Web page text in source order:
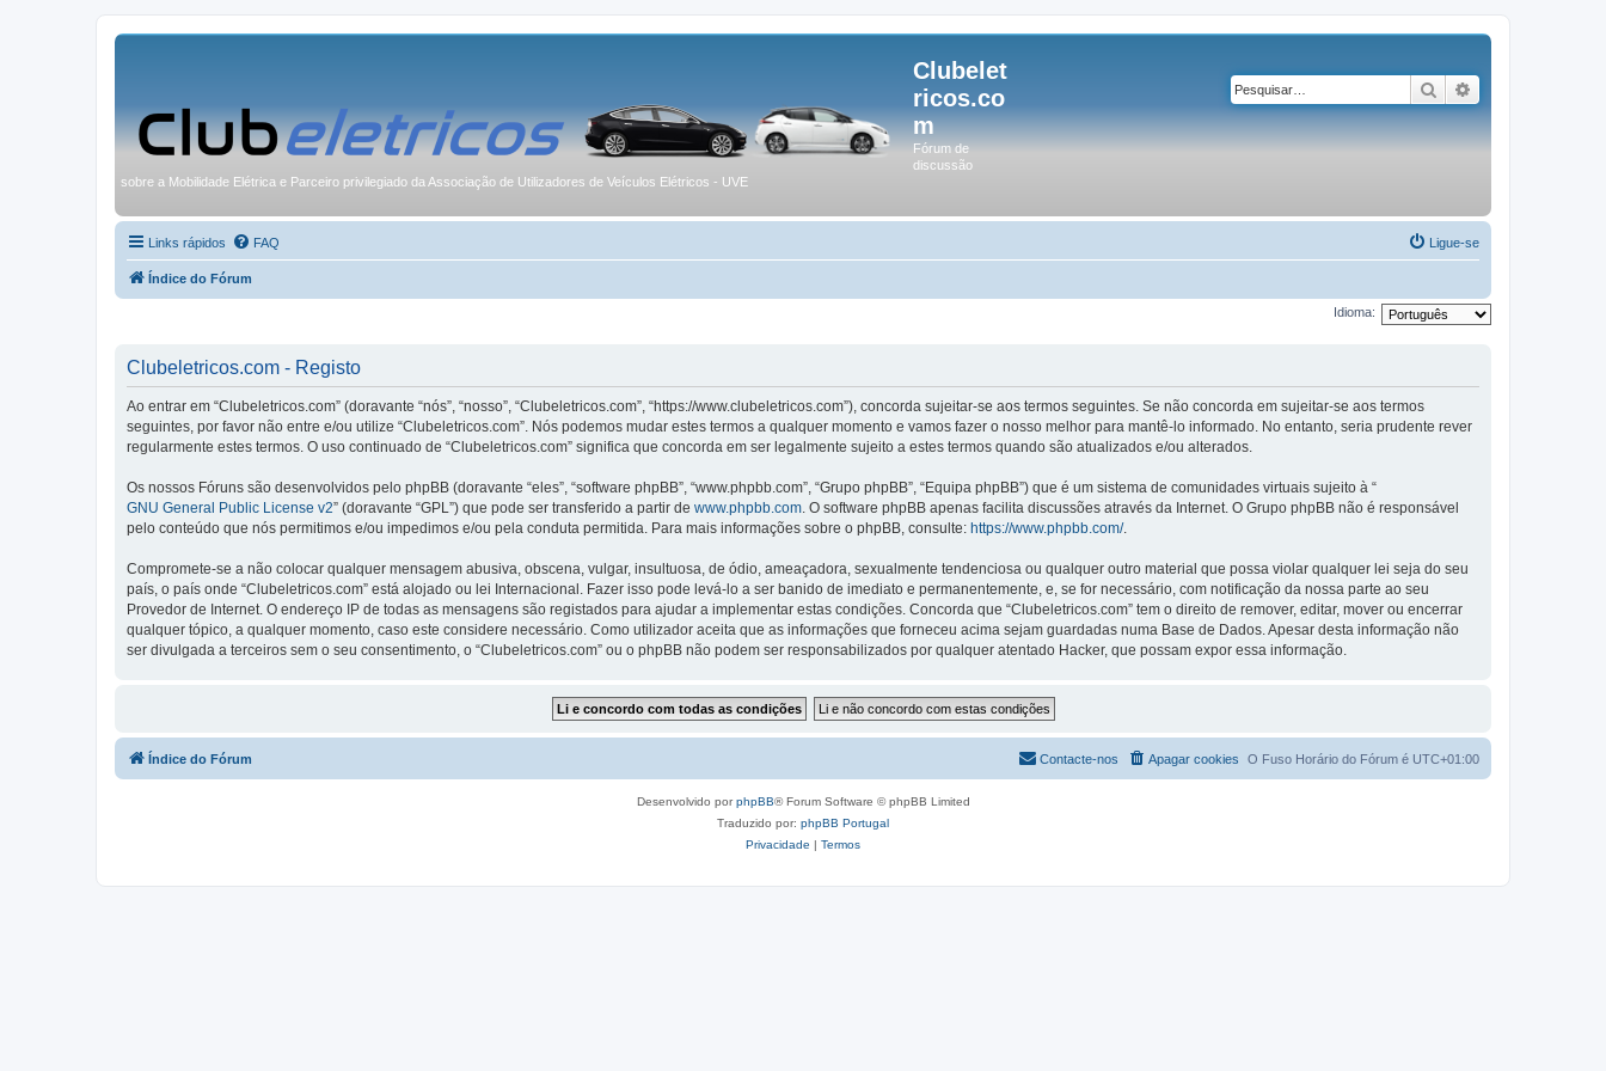
Clubelet
ricos.co
m
Fórum de
discussão
sobre a Mobilidade Elétrica e Parceiro privilegiado da Associação de Utilizadores de Veículos Elétricos - UVE
Pesquisar
Links rápidos FAQ Ligue-se
Índice do Fórum
Idioma:
Clubeletricos.com - Registo
Ao entrar em “Clubeletricos.com” (doravante “nós”, “nosso”, “Clubeletricos.com”, “https://www.clubeletricos.com”), concorda sujeitar-se aos termos seguintes. Se não concorda em sujeitar-se aos termos
seguintes, por favor não entre e/ou utilize “Clubeletricos.com”. Nós podemos mudar estes termos a qualquer momento e vamos fazer o nosso melhor para mantê-lo informado. No entanto, seria prudente rever
regularmente estes termos. O uso continuado de “Clubeletricos.com” significa que concorda em ser legalmente sujeito a estes termos quando são atualizados e/ou alterados.
Os nossos Fóruns são desenvolvidos pelo phpBB (doravante “eles”, “software phpBB”, “www.phpbb.com”, “Grupo phpBB”, “Equipa phpBB”) que é um sistema de comunidades virtuais sujeito à “
GNU General Public License v2” (doravante “GPL”) que pode ser transferido a partir de www.phpbb.com. O software phpBB apenas facilita discussões através da Internet. O Grupo phpBB não é responsável
pelo conteúdo que nós permitimos e/ou impedimos e/ou pela conduta permitida. Para mais informações sobre o phpBB, consulte: https://www.phpbb.com/.
Compromete-se a não colocar qualquer mensagem abusiva, obscena, vulgar, insultuosa, de ódio, ameaçadora, sexualmente tendenciosa ou qualquer outro material que possa violar qualquer lei seja do seu
país, o país onde “Clubeletricos.com” está alojado ou lei Internacional. Fazer isso pode levá-lo a ser banido de imediato e permanentemente, e, se for necessário, com notificação da nossa parte ao seu
Provedor de Internet. O endereço IP de todas as mensagens são registados para ajudar a implementar estas condições. Concorda que “Clubeletricos.com” tem o direito de remover, editar, mover ou encerrar
qualquer tópico, a qualquer momento, caso este considere necessário. Como utilizador aceita que as informações que forneceu acima sejam guardadas numa Base de Dados. Apesar desta informação não
ser divulgada a terceiros sem o seu consentimento, o “Clubeletricos.com” ou o phpBB não podem ser responsabilizados por qualquer atentado Hacker, que possam expor essa informação.
Índice do Fórum O Fuso Horário do Fórum é UTC+01:00
Apagar cookies
Contacte-nos
Desenvolvido porphpBB® Forum Software © phpBB Limited
Traduzido por: phpBB Portugal
Privacidade | Termos